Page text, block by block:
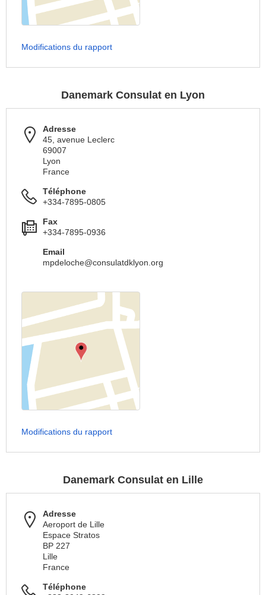
Modifications du rapport
Danemark Consulat en Lyon
Adresse
45, avenue Leclerc
69007
Lyon
France
Téléphone
+334-7895-0805
Fax
+334-7895-0936
Email
mpdeloche@consulatdklyon.org
Modifications du rapport
Danemark Consulat en Lille
Adresse
Aeroport de Lille
Espace Stratos
BP 227
Lille
France
Téléphone